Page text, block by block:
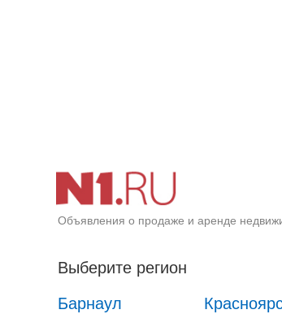
Объявления о продаже и аренде
Выберите регион
Барнаул